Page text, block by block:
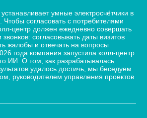
умные электросчётчики в
Чтобы согласовать с потребителями
центр должен ежедневно совершать
согласовывать даты визитов
жалобы и отвечать на вопросы
года компания запустила колл-центр
ИИ. О том, как разрабатывалась
удалось достичь, мы беседуем
руководителем управления проектов